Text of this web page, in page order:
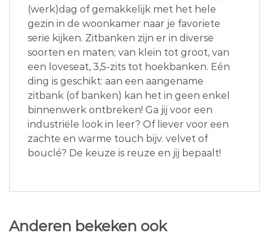
(werk)dag of gemakkelijk met het hele
gezin in de woonkamer naar je favoriete
serie kijken. Zitbanken zijn er in diverse
soorten en maten; van klein tot groot, van
een loveseat, 3,5-zits tot hoekbanken. Eén
ding is geschikt: aan een aangename
zitbank (of banken) kan het in geen enkel
binnenwerk ontbreken! Ga jij voor een
industriële look in leer? Of liever voor een
zachte en warme touch bijv. velvet of
bouclé? De keuze is reuze en jij bepaalt!
Anderen bekeken ook